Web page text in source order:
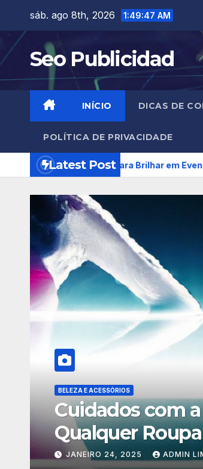
content
sáb. ago 8th, 2026 1:49:48 AM
Seo Publicidad
INÍCIO DICAS DE
POLÍTICA DE PRIVACIDADE
Latest Post
10 Looks para Brilhar em Eventos Formais
TENDÊNCIAS E ESTILO
Os Melhores
FEVEREIRO 2, 2025 ADMIN